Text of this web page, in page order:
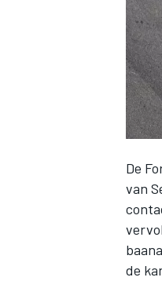
De
van
de